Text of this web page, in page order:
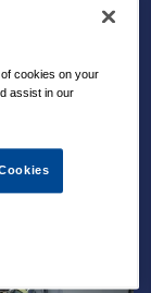
of cookies on your
assist in our